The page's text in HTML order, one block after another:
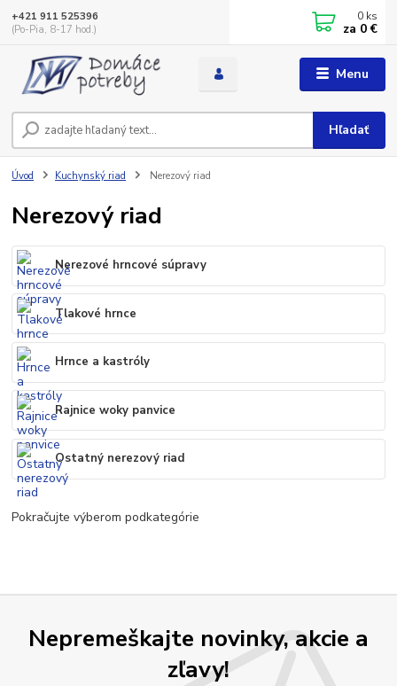
Menu
Hľadať
+421 911 525396
(Po-Pia, 8-17 hod.)
0 ks
za 0 €
Úvod Kuchynský riad Nerezový riad
Nerezový riad
Nerezové hrncové súpravy
Tlakové hrnce
Hrnce a kastróly
Rajnice woky panvice
Ostatný nerezový riad
Pokračujte výberom podkategórie
Nepremeškajte novinky, akcie a
zľavy!